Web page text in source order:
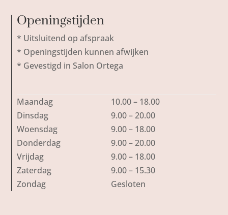
Openingstijden
* Uitsluitend op afspraak
* Openingstijden kunnen afwijken
* Gevestigd in Salon Ortega
Maandag
Dinsdag
Woensdag
Donderdag
Vrijdag
Zaterdag
Zondag
10.00 – 18.00
9.00 – 20.00
9.00 – 18.00
9.00 – 20.00
9.00 – 18.00
9.00 – 15.30
Gesloten